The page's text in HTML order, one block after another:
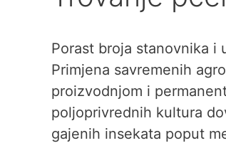
Porast broja stanovnika i
Primjena savremenih
proizvodnjom i
poljoprivrednih kultura
gajenih insekata poput